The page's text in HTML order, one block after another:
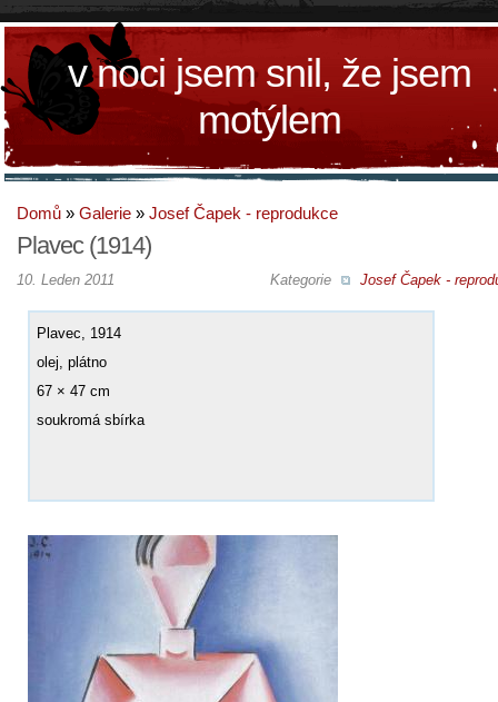
v noci jsem snil, že jsem
motýlem
Domů » Galerie » Josef Čapek - reprodukce
Plavec (1914)
Kategorie Josef Čapek -
10. Leden 2011
Plavec, 1914
olej, plátno
67 × 47 cm
soukromá sbírka